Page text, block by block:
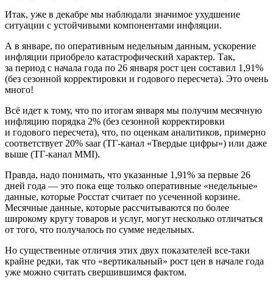
Итак, уже в декабре мы наблюдали значимое ухудшение
ситуации с устойчивыми компонентами инфляции.
А в январе, по оперативным недельным данным, ускорение
инфляции приобрело катастрофический характер. Так,
за период с начала года по 26 января рост цен составил 1,91%
(без сезонной корректировки и годового пересчета). Это очень
много!
Всё идет к тому, что по итогам января мы получим месячную
инфляцию порядка 2% (без сезонной корректировки
и годового пересчета), что, по оценкам аналитиков, примерно
соответствует 20% saar (ТГ-канал «Твердые цифры») или даже
выше (ТГ-канал MMI).
Правда, надо понимать, что указанные 1,91% за первые 26
дней года — это пока еще только оперативные «недельные»
данные, которые Росстат считает по усеченной корзине.
Месячные данные, которые рассчитываются по более
широкому кругу товаров и услуг, могут несколько отличаться
от того, что получалось по сумме недельных.
Но существенные отличия этих двух показателей все-таки
крайне редки, так что «вертикальный» рост цен в начале года
уже можно считать свершившимся фактом.